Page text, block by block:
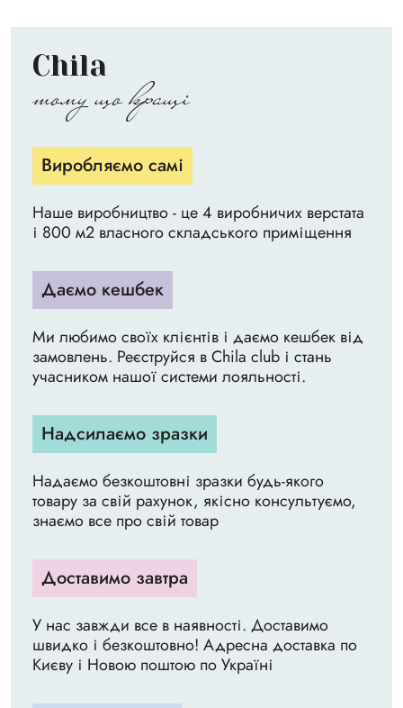
Chila
тому що кращі
Виробляємо самі
Наше виробництво - це 4 виробничих верстата
і 800 м2 власного складського приміщення
Даємо кешбек
Ми любимо своїх клієнтів і даємо кешбек від
замовлень. Реєструйся в Chila club і стань
учасником нашої системи лояльності.
Надсилаємо зразки
Надаємо безкоштовні зразки будь-якого
товару за свій рахунок, якісно консультуємо,
знаємо все про свій товар
Доставимо завтра
У нас завжди все в наявності. Доставимо
швидко і безкоштовно! Адресна доставка по
Києву і Новою поштою по Україні